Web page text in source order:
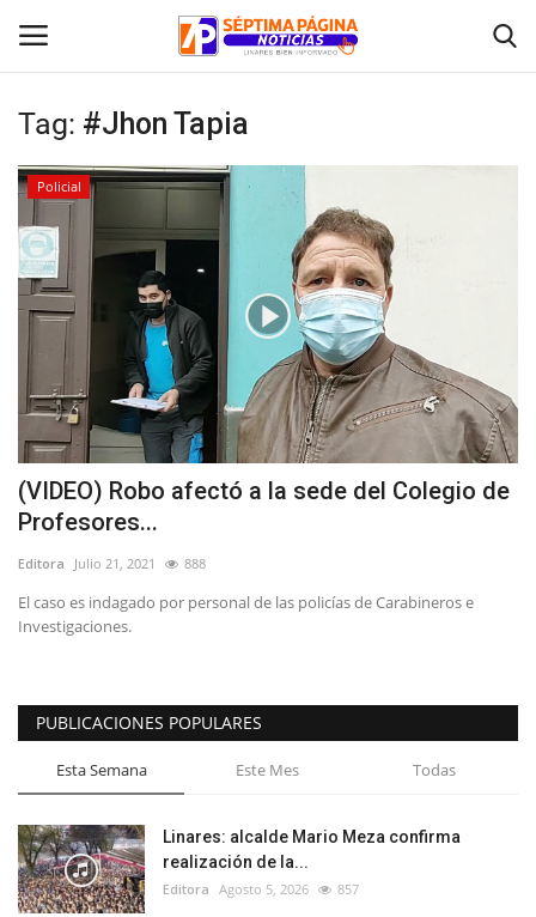
Inicio
Crónica
Policial
Tribunales
Deporte
Política
Espectáculos
Tag: #Jhon Tapia
Policial
(VIDEO) Robo afectó a la sede del Colegio de
Profesores...
Editora Julio 21, 2021 888
El caso es indagado por personal de las policías de Carabineros e
Investigaciones.
PUBLICACIONES POPULARES
Esta Semana Este Mes Todas
Linares: alcalde Mario Meza confirma
realización de la...
Editora Agosto 5, 2026 857